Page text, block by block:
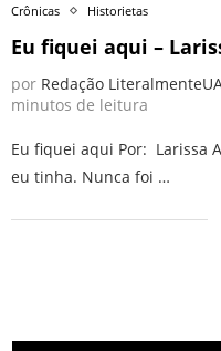
Crônicas Historietas
Eu fiquei aqui –
por Redação
minutos de leitura
Eu fiquei aqui Por: Larissa
eu tinha. Nunca foi …